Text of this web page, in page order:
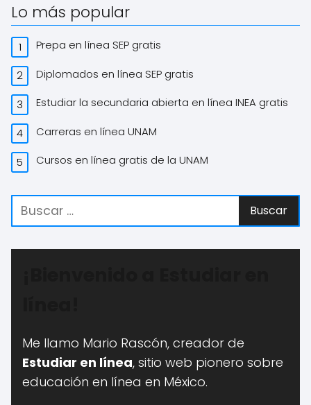
Lo más popular
Prepa en línea SEP gratis
Diplomados en línea SEP gratis
Estudiar la secundaria abierta en línea INEA gratis
Carreras en línea UNAM
Cursos en línea gratis de la UNAM
Me llamo Mario Rascón, creador de
Estudiar en línea, sitio web pionero sobre
educación en línea en México.